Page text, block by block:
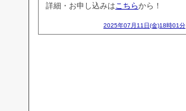
詳細・お申し込みはこちらから！
2025年07月11日(金)18時01分